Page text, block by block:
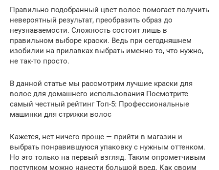
Правильно подобранный цвет волос помогает получить
невероятный результат, преобразить образ до
неузнаваемости. Сложность состоит лишь в
правильном выборе краски. Ведь при сегодняшнем
изобилии на прилавках выбрать именно то, что нужно,
не так-то просто.
В данной статье мы рассмотрим лучшие краски для
волос для домашнего использования Посмотрите
самый честный рейтинг Топ-5: Профессиональные
машинки для стрижки волос
Кажется, нет ничего проще — прийти в магазин и
выбрать понравившуюся упаковку с нужным оттенком.
Но это только на первый взгляд. Таким опрометчивым
поступком можно нанести большой вред. Как своим